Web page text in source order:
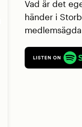
Vad är det
händer i